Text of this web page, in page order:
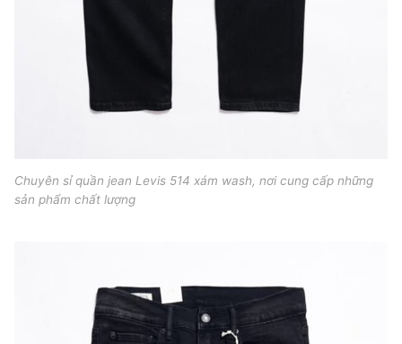
Chuyên sỉ quần jean Levis 514 xám wash, nơi cung cấp những
sản phẩm chất lượng